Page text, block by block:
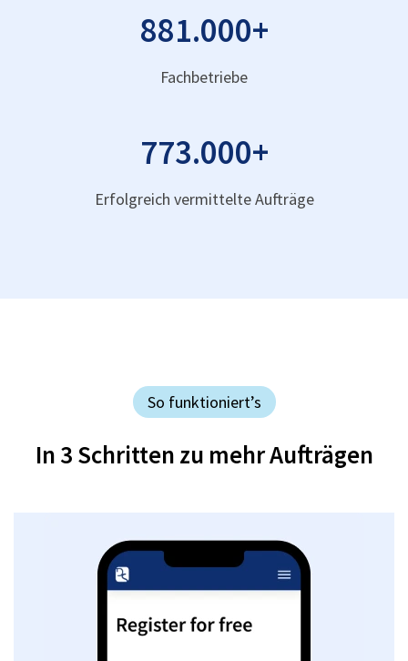
881.000+
Fachbetriebe
773.000+
Erfolgreich vermittelte Aufträge
So funktioniert’s
In 3 Schritten zu mehr Aufträgen